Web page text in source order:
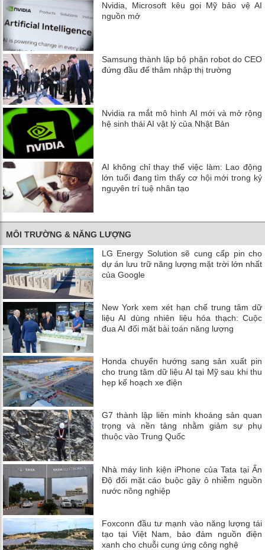
Nvidia, Microsoft kêu gọi Mỹ bảo vệ AI
nguồn mở
Samsung thành lập bộ phận robot do CEO
đứng đầu để thâm nhập thị trường
Nvidia ra mắt mô hình AI mới và mở rộng
hệ sinh thái AI vật lý của Nhật Bản
AI không chỉ thay thế việc làm: Lao động
lớn tuổi đang tìm thấy cơ hội mới trong kỷ
nguyên trí tuệ nhân tạo
MÔI TRƯỜNG & NĂNG LƯỢNG
LG Energy Solution sẽ cung cấp pin cho
dự án lưu trữ năng lượng mặt trời lớn nhất
của Google
New York xem xét hạn chế trung tâm dữ
liệu AI dùng nhiên liệu hóa thạch: Cuộc
đua AI đối mặt bài toán năng lượng
Honda chuyển hướng sang sản xuất pin
cho trung tâm dữ liệu AI tại Mỹ sau khi thu
hẹp kế hoạch xe điện
G7 thành lập liên minh khoáng sản quan
trọng và nền tảng nhằm giảm sự phụ
thuộc vào Trung Quốc
Nhà máy linh kiện iPhone của Tata tại Ấn
Độ đối mặt cáo buộc gây ô nhiễm nguồn
nước nông nghiệp
Foxconn đầu tư mạnh vào năng lượng tái
tạo tại Việt Nam, bảo đảm nguồn điện
xanh cho chuỗi cung ứng công nghệ